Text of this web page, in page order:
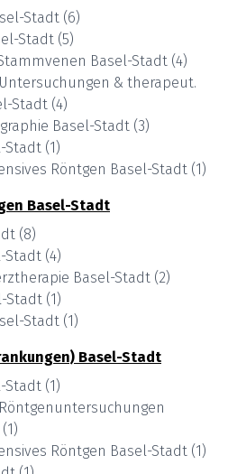
Stadt (6)
Stadt (5)
Basel-Stadt (4)
& therapeut.
Stadt (4)
Basel-Stadt (3)
Stadt (1)
Röntgen Basel-Stadt (1)
Basel-Stadt
(8)
Stadt (4)
Basel-Stadt (2)
Stadt (1)
Stadt (1)
Basel-Stadt
Stadt (1)
(1)
Röntgen Basel-Stadt (1)